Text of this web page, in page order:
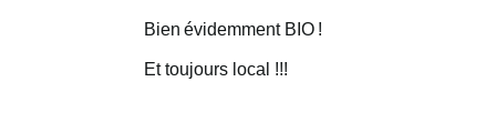
BienévidemmentBIO !
Et toujours local !!!